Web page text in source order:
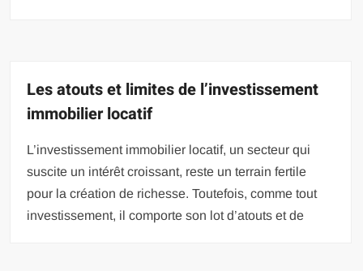
Les atouts et limites de l’investissement
immobilier locatif
L’investissement immobilier locatif, un secteur qui
suscite un intérêt croissant, reste un terrain fertile
pour la création de richesse. Toutefois, comme tout
investissement, il comporte son lot d’atouts et de